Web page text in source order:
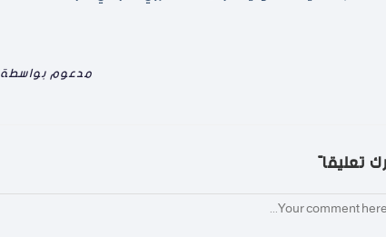
مدعوم بواسطة
تعليقاً